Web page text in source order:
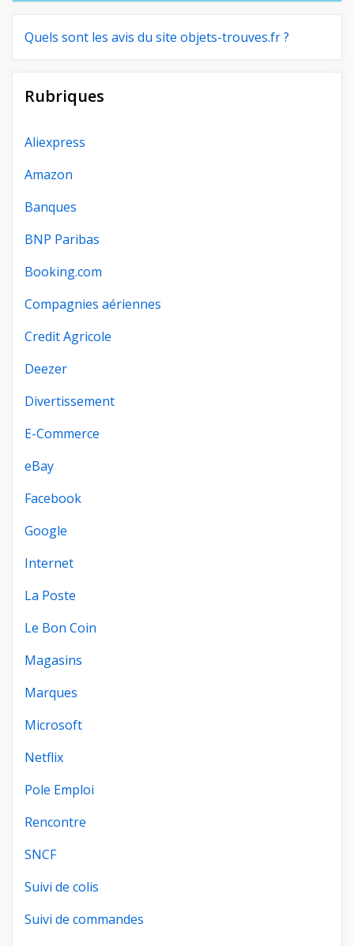
Quels sont les avis du site objets-trouves.fr ?
Rubriques
Aliexpress
Amazon
Banques
BNP Paribas
Booking.com
Compagnies aériennes
Credit Agricole
Deezer
Divertissement
E-Commerce
eBay
Facebook
Google
Internet
La Poste
Le Bon Coin
Magasins
Marques
Microsoft
Netflix
Pole Emploi
Rencontre
SNCF
Suivi de colis
Suivi de commandes